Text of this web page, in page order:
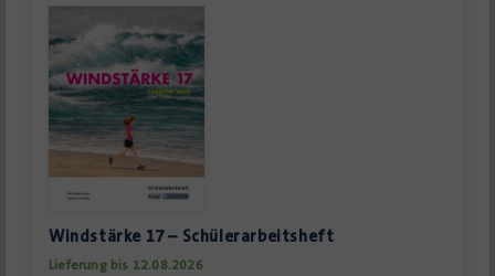
Windstärke 17 – Schülerarbeitsheft
Lieferung bis 12.08.2026